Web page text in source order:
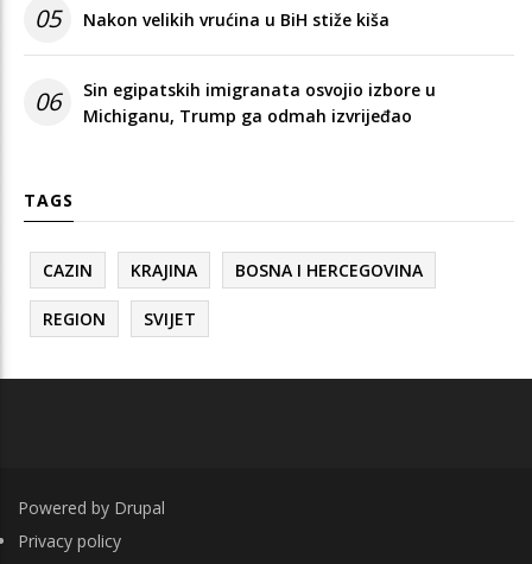
05 Nakon velikih vrućina u BiH stiže kiša
06
Sin egipatskih imigranata osvojio izbore u
Michiganu, Trump ga odmah izvrijeđao
TAGS
CAZIN KRAJINA BOSNA I HERCEGOVINA
REGION SVIJET
Powered by Drupal
FOOTER
Privacy policy